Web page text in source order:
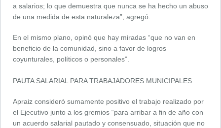
a salarios; lo que demuestra que nunca se ha hecho un abuso
de una medida de esta naturaleza”, agregó.
En el mismo plano, opinó que hay miradas “que no van en
beneficio de la comunidad, sino a favor de logros
coyunturales, políticos o personales”.
PAUTA SALARIAL PARA TRABAJADORES MUNICIPALES
Apraiz consideró sumamente positivo el trabajo realizado por
el Ejecutivo junto a los gremios “para arribar a fin de año con
un acuerdo salarial pautado y consensuado, situación que no